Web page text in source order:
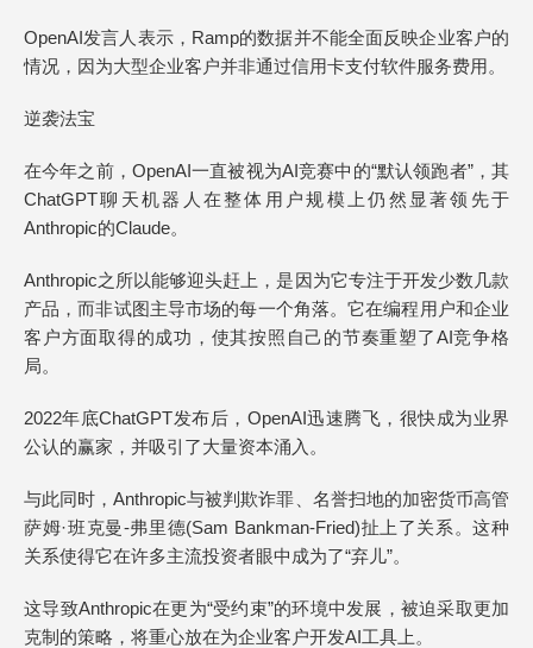
OpenAI发言人表示，Ramp的数据并不能全面反映企业客户的
情况，因为大型企业客户并非通过信用卡支付软件服务费用。
逆袭法宝
在今年之前，OpenAI一直被视为AI竞赛中的“默认领跑者”，其
ChatGPT聊天机器人在整体用户规模上仍然显著领先于
Anthropic的Claude。
Anthropic之所以能够迎头赶上，是因为它专注于开发少数几款
产品，而非试图主导市场的每一个角落。它在编程用户和企业
客户方面取得的成功，使其按照自己的节奏重塑了AI竞争格
局。
2022年底ChatGPT发布后，OpenAI迅速腾飞，很快成为业界
公认的赢家，并吸引了大量资本涌入。
与此同时，Anthropic与被判欺诈罪、名誉扫地的加密货币高管
萨姆·班克曼-弗里德(Sam Bankman-Fried)扯上了关系。这种
关系使得它在许多主流投资者眼中成为了“弃儿”。
这导致Anthropic在更为“受约束”的环境中发展，被迫采取更加
克制的策略，将重心放在为企业客户开发AI工具上。